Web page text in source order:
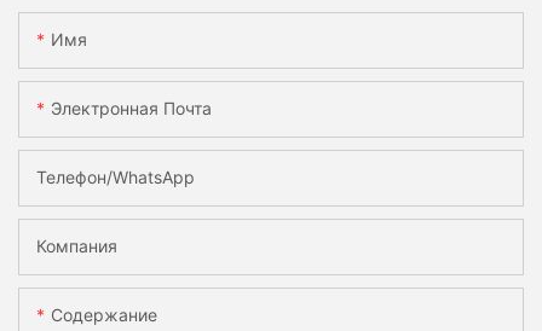
Имя
Электронная Почта
Телефон/WhatsApp
Компания
Содержание